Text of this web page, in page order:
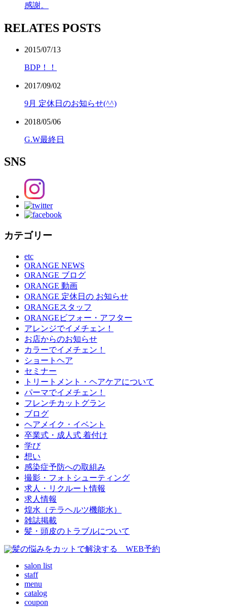
感謝。
RELATES POSTS
2015/07/13
BDP！！
2017/09/02
9月 定休日のお知らせ(^^)
2018/05/06
G.W最終日
SNS
カテゴリー
etc
ORANGE NEWS
ORANGE ブログ
ORANGE 動画
ORANGE 定休日の お知らせ
ORANGEスタッフ
ORANGEビフォー・アフター
アレンジでイメチェン！
お店からのお知らせ
カラーでイメチェン！
ショートヘア
セミナー
トリートメント・ヘアケアについて
パーマでイメチェン！
フレンチカットグラン
ブログ
ヘアメイク・イベント
卒業式・成人式 着付け
学び
想い
感染症予防への取組み
撮影・フォトシューティング
求人・リクルート情報
求人情報
煌水（テラヘルツ機能水）
雑誌掲載
髪・頭皮のトラブルについて
salon list
staff
menu
catalog
coupon